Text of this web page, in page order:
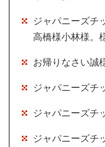
ジャパニーズチ
高橋様小林様。
お帰りなさい誠
ジャパニーズチ
ジャパニーズチ
ジャパニーズチ